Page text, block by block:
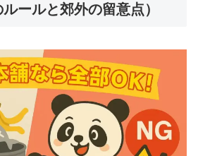
ールと郊外の留意点）